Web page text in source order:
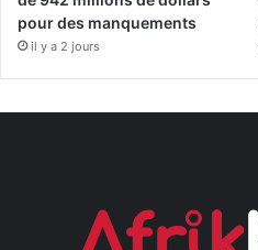
pour des manquements
il y a 2 jours